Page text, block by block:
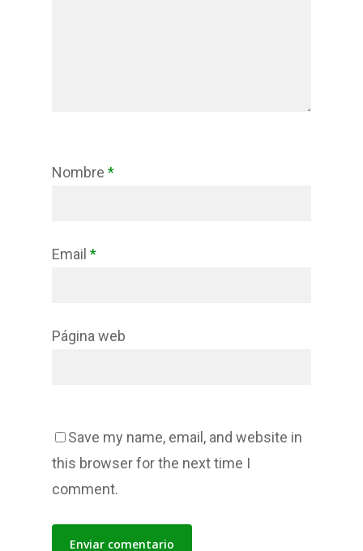
Nombre *
Email *
Página web
Save my name, email, and website in
this browser for the next time I
comment.